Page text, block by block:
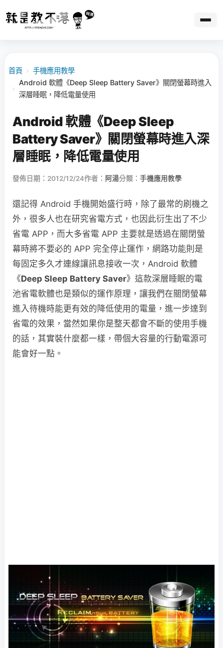
首頁 › 手機應用教學
›
Android 軟體《Deep Sleep Battery Saver》關閉螢幕時進入
深層睡眠，降低電量使用
Android 軟體《Deep Sleep
Battery Saver》關閉螢幕時進入深
層睡眠，降低電量使用
發佈日期：2012/12/24作者： 阿湯分類： 手機應用教學
還記得 Android 手機開始盛行時，除了最常的刷機之
外，很多人也在研究省電方式，也因此衍生出了不少
省電 APP，而大多省電 APP 主要就是透過在關閉螢
幕時將不要必的 APP 完全停止運作，網路功能則是
每固定多久才連線讓訊息接收一次，Android 軟體
《Deep Sleep Battery Saver》這款深層睡眠的電
池省電軟體也是類似的運作原理，讓我們在關閉螢幕
進入待機時能更有效的降低使用的電量，進一步達到
省電的效果，當然如果你是整天都會不斷的使用手機
的話，其實裝什麼都一樣，帶個大容量的行動電源可
能會好一點。